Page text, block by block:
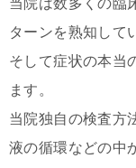
当院は数多くの臨
ターンを熟知して
そして症状の本当
ます。
当院独自の検査方
液の循環などの中